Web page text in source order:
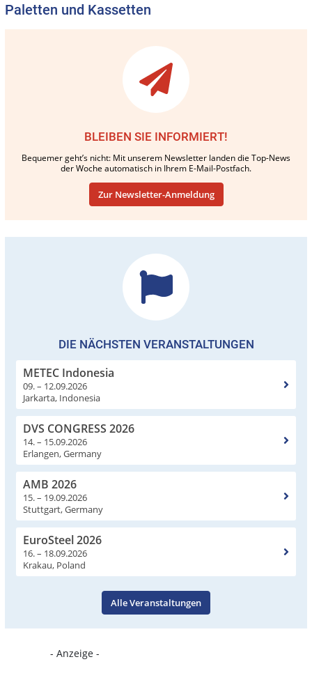
Paletten und Kassetten
BLEIBEN SIE INFORMIERT!
Bequemer geht’s nicht: Mit unserem Newsletter landen die Top-News
der Woche automatisch in Ihrem E-Mail-Postfach.
Zur Newsletter-Anmeldung
DIE NÄCHSTEN VERANSTALTUNGEN
METEC Indonesia
09. – 12.09.2026
Jarkarta, Indonesia
DVS CONGRESS 2026
14. – 15.09.2026
Erlangen, Germany
AMB 2026
15. – 19.09.2026
Stuttgart, Germany
EuroSteel 2026
16. – 18.09.2026
Krakau, Poland
Alle Veranstaltungen
- Anzeige -